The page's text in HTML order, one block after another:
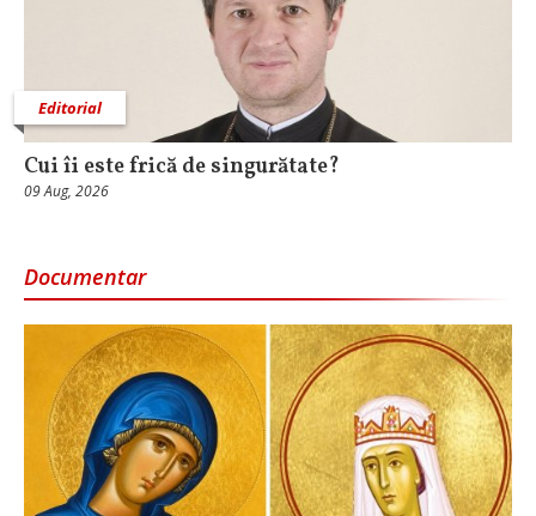
Editorial
Cui îi este frică de singurătate?
09 Aug, 2026
Documentar